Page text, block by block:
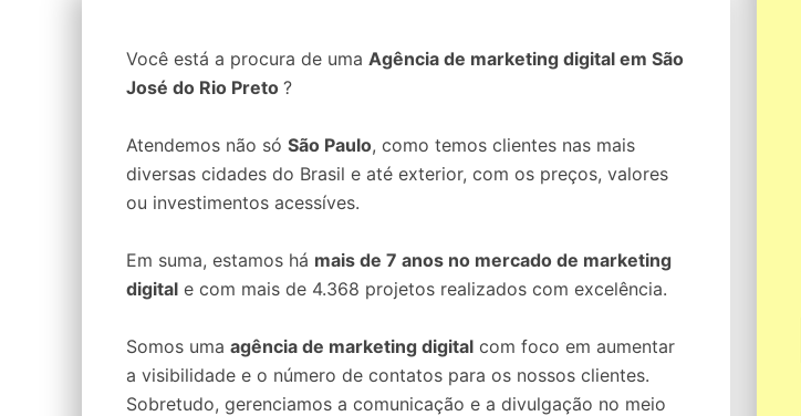
Você está a procura de uma Agência de marketing digital em São
José do Rio Preto ?
Atendemos não só São Paulo, como temos clientes nas mais
diversas cidades do Brasil e até exterior, com os preços, valores
ou investimentos acessíves.
Em suma, estamos há mais de 7 anos no mercado de marketing
digital e com mais de 4.368 projetos realizados com excelência.
Somos uma agência de marketing digital com foco em aumentar
a visibilidade e o número de contatos para os nossos clientes.
Sobretudo, gerenciamos a comunicação e a divulgação no meio